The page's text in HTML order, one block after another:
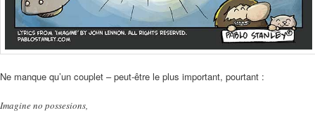
Ne manque qu’un couplet – peut-être le plus important, pourtant :
Imagine no possesions,